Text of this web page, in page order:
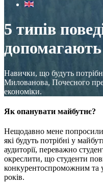
5 типів
Навички, що будуть
Милованова, Почесного
економіки.
Як опанувати майбутнє?
Нещодавно мене
які будуть потрібні у
аудиторії, переважно
окреслити, що студенти
конкурентоспроможним та
років.